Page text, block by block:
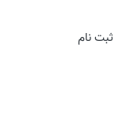
ثبت نام